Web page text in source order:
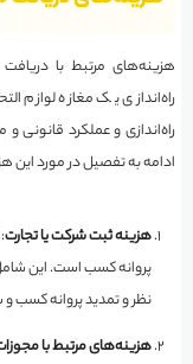
هزینه‌های مرتبط با
راه‌اندازی یک مغازه لوازم
راه‌اندازی و عملکرد قانونی
ادامه به تفصیل در مورد
هزینه ثبت شرکت یا تجارت
پروانه کسب است. این
نظر و تمدید پروانه کسب
هزینه‌های مرتبط با